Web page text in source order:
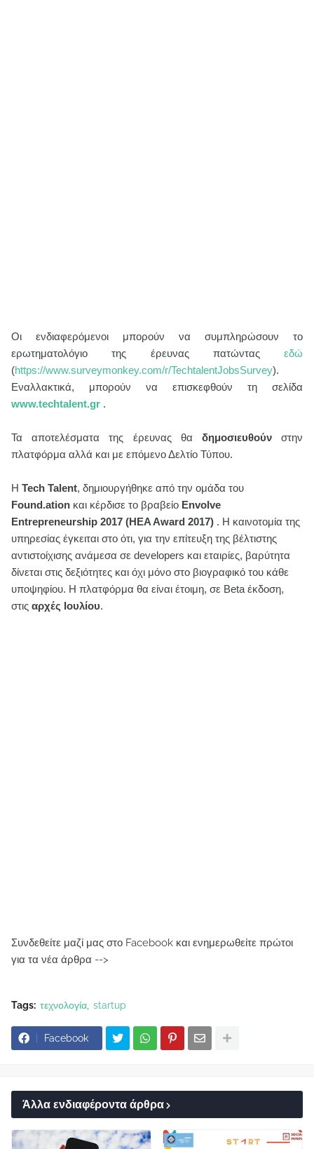
Οι ενδιαφερόμενοι μπορούν να συμπληρώσουν το
ερωτηματολόγιο της έρευνας πατώντας εδώ
(https://www.surveymonkey.com/r/TechtalentJobsSurvey).
Εναλλακτικά, μπορούν να επισκεφθούν τη σελίδα
www.techtalent.gr .
Τα αποτελέσματα της έρευνας θα δημοσιευθούνστην
πλατφόρμα αλλά και με επόμενο Δελτίο Τύπου.
Η Tech Talent, δημιουργήθηκε από την ομάδα του
Found.ation και κέρδισε το βραβείο Envolve
Entrepreneurship 2017 (HEA Award 2017) . Η καινοτομία της
υπηρεσίας έγκειται στο ότι, για την επίτευξη της βέλτιστης
αντιστοίχισης ανάμεσα σε developers και εταιρίες, βαρύτητα
δίνεται στις δεξιότητες και όχι μόνο στο βιογραφικό του κάθε
υποψηφίου. Η πλατφόρμα θα είναι έτοιμη, σε Beta έκδοση,
στις αρχές Ιουλίου.
Συνδεθείτε μαζί μας στο Facebook και ενημερωθείτε πρώτοι
για τα νέα άρθρα -->
Tags: τεχνολογία startup
Facebook
Άλλα ενδιαφέροντα άρθρα